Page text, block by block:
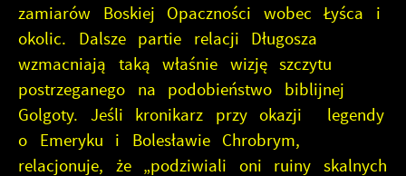
zamiarów Boskiej Opaczności wobec Łyśca i
okolic. Dalsze partie relacji Długosza
wzmacniają taką właśnie wizję szczytu
postrzeganego na podobieństwo biblijnej
Golgoty. Jeśli kronikarz przy okazji legendy
o Emeryku i Bolesławie Chrobrym,
relacjonuje, że „podziwiali oni ruiny skalnych